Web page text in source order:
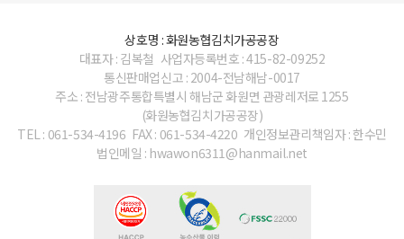
상호명 : 화원농협김치가공공장
대표자 : 김복철 사업자등록번호 : 415-82-09252
통신판매업신고 : 2004-전남해남-0017
주소 : 전남광주통합특별시 해남군 화원면 관광레저로 1255
(화원농협김치가공공장)
TEL : 061-534-4196 FAX : 061-534-4220 개인정보관리책임자 : 한수민
법인메일 : hwawon6311@hanmail.net